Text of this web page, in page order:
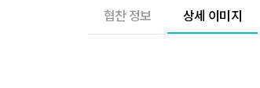
협찬 정보 상세 이미지